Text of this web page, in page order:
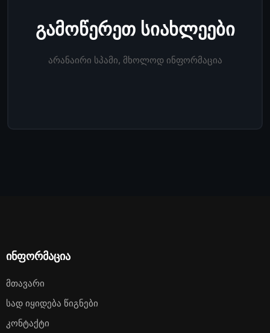
გამოწერეთ სიახლეები
არანაირი სპამი, მხოლოდ ინფორმაცია
ინფორმაცია
Მთავარი
Სად Იყიდება Წიგნები
Კონტაქტი